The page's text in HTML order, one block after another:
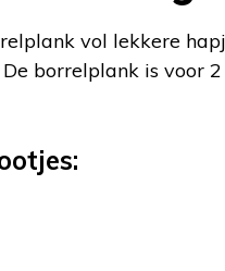
vol lekkere
borrelplank is voor